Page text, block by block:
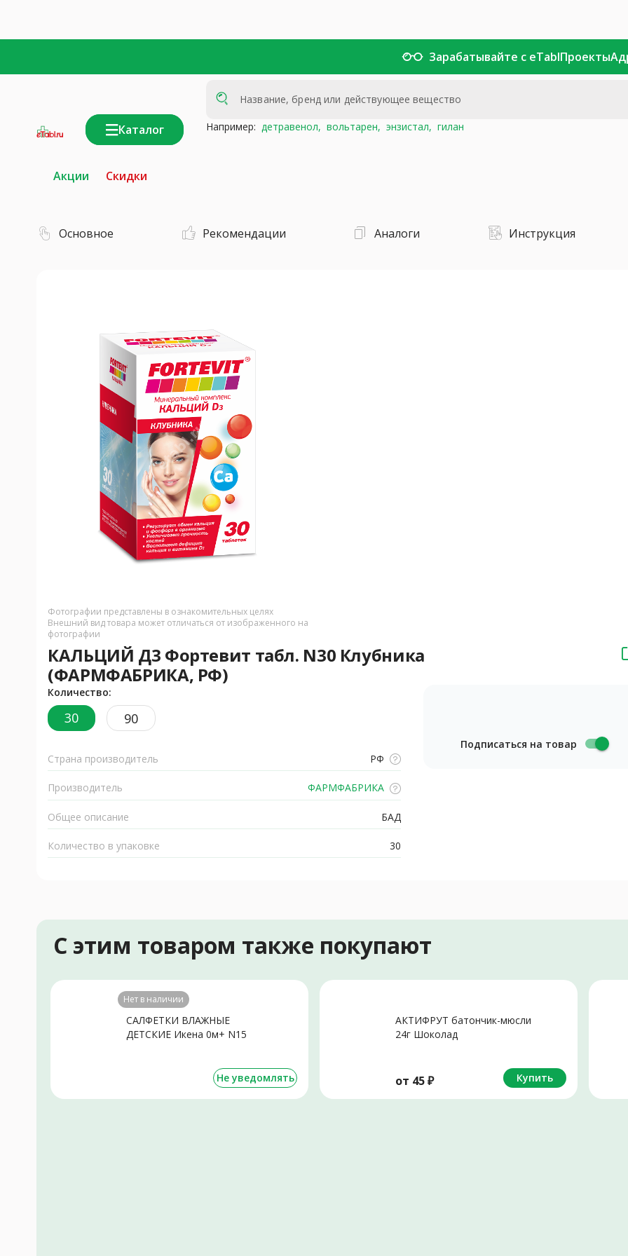
Зарабатывайте с eTablПроекты
Каталог Например: детравенол, вольтарен, энзистал, гилан
Акции Скидки
Основное Рекомендации Аналоги Инструкция
Фотографии представлены в ознакомительных целях
Внешний вид товара может отличаться от изображенного на
фотографии
КАЛЬЦИЙ Д3 Фортевит табл. N30 Клубника
(ФАРМФАБРИКА, РФ)
Количество:
30 90
Страна производитель РФ
Производитель ФАРМФАБРИКА
Общее описание БАД
Количество в упаковке 30
Подписаться на товар
С этим товаром также покупают
Нет в наличии
САЛФЕТКИ ВЛАЖНЫЕ
ДЕТСКИЕ Икена 0м+ N15
Не уведомлять
АКТИФРУТ батончик-мюсли
24г Шоколад
от 45₽ Купить